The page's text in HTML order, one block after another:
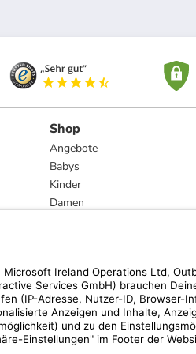
Shop
Angebote
Babys
Kinder
Damen
Marken